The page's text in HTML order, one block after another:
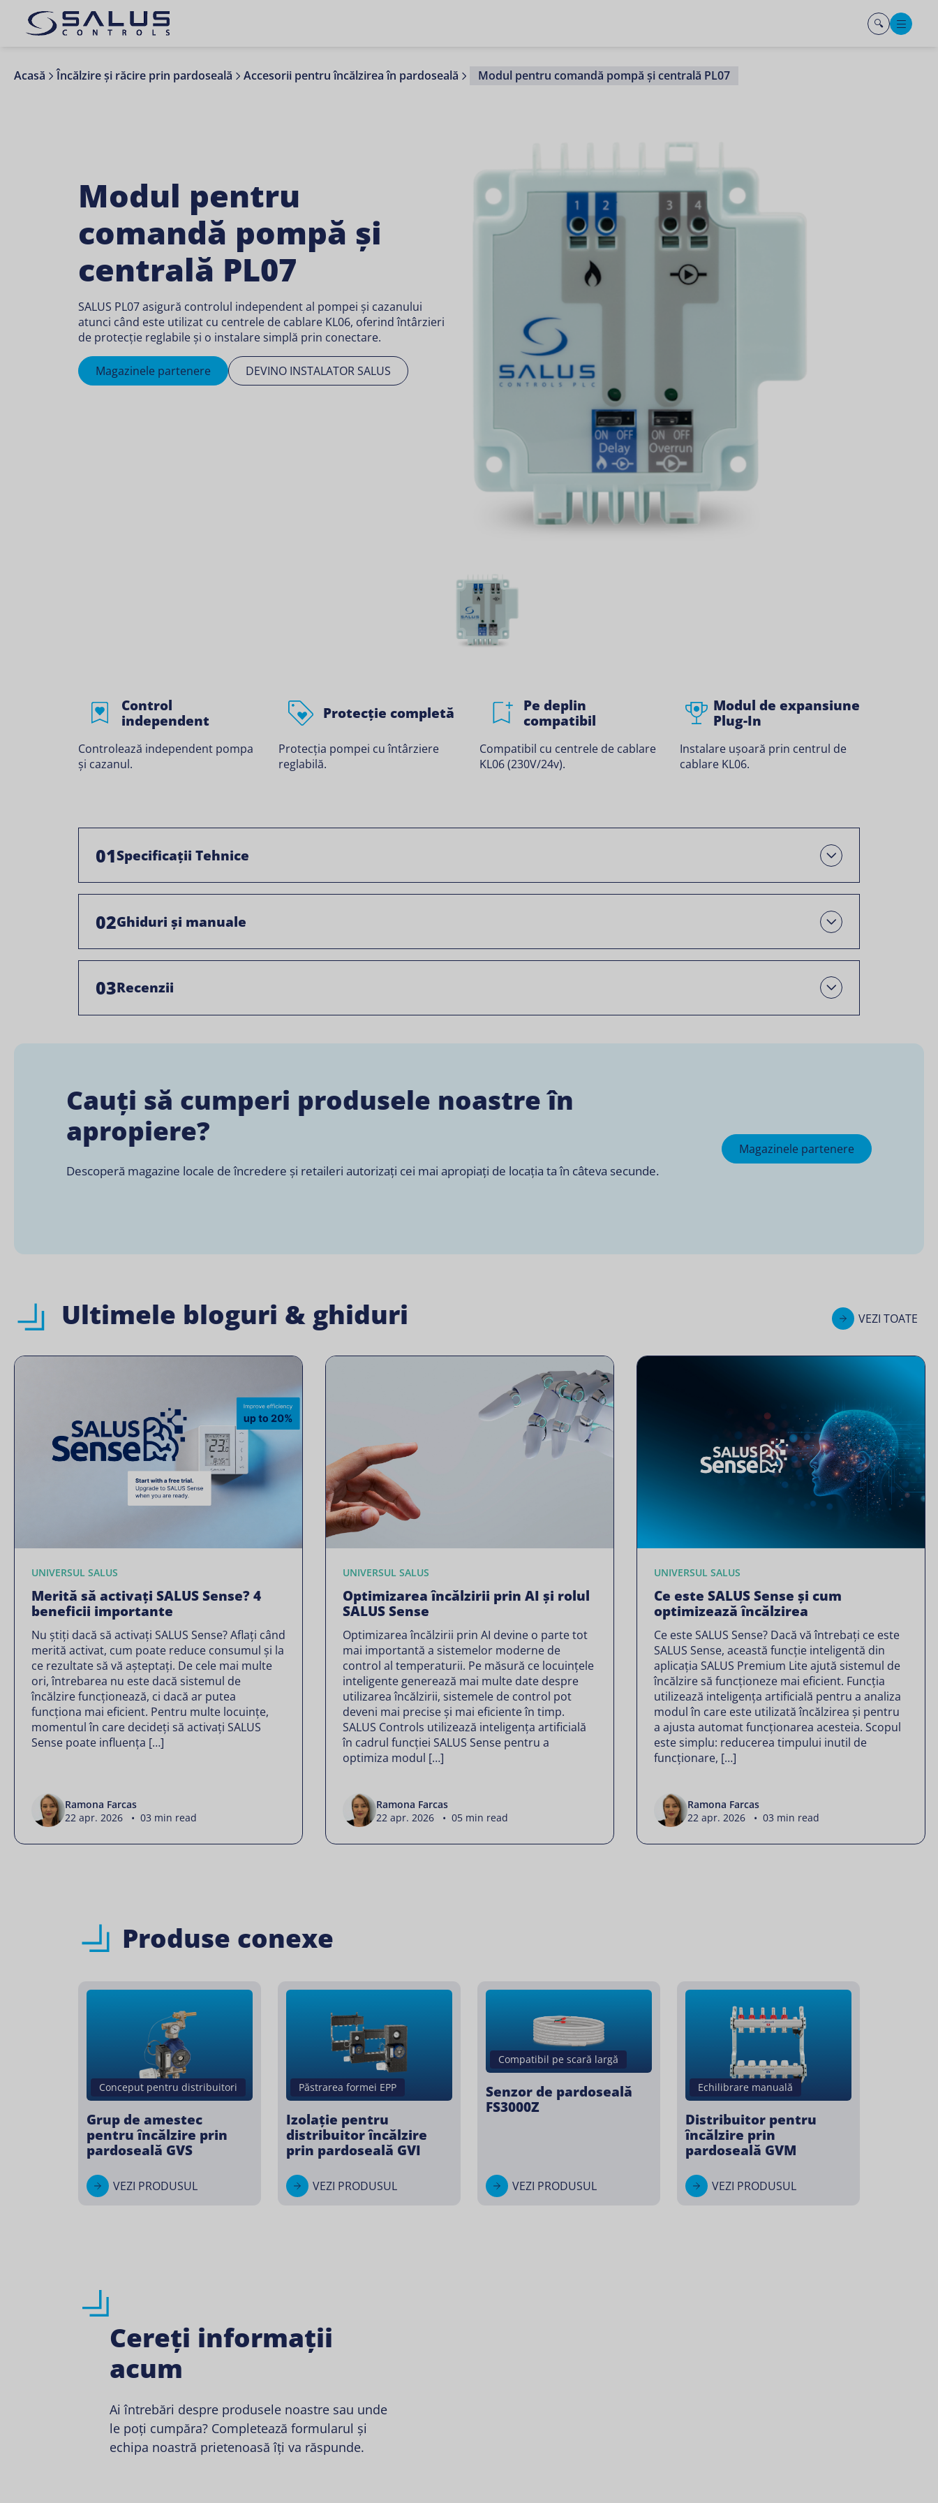
Acasă Încălzire și răcire prin pardoseală Accesorii pentru încălzirea în pardoseală Modul pentru comandă pompă și centrală PL07
Modul pentru
comandă pompă și
centrală PL07
SALUS PL07 asigură controlul independent al pompei și cazanului
atunci când este utilizat cu centrele de cablare KL06, oferind întârzieri
de protecție reglabile și o instalare simplă prin conectare.
Magazinele partenere DEVINO INSTALATOR SALUS
Control
independent
Controlează independent pompa
și cazanul.
Protecție completă
Protecția pompei cu întârziere
reglabilă.
Pe deplin
compatibil
Compatibil cu centrele de cablare
KL06 (230V/24v).
Modul de expansiune
Plug-In
Instalare ușoară prin centrul de
cablare KL06.
01Specificații Tehnice Deschis
02Ghiduri și manuale Open
03Recenzii Open
Cauți să cumperi produsele noastre în
apropiere?
Descoperă magazine locale de încredere și retaileri autorizați cei mai apropiați de locația ta în câteva secunde.
Magazinele partenere
Ultimele bloguri & ghiduri VEZI TOATE
UNIVERSUL SALUS
Merită să activați SALUS Sense? 4
beneficii importante
Nu știți dacă să activați SALUS Sense? Aflați când
merită activat, cum poate reduce consumul și la
ce rezultate să vă așteptați. De cele mai multe
ori, întrebarea nu este dacă sistemul de
încălzire funcționează, ci dacă ar putea
funcționa mai eficient. Pentru multe locuințe,
momentul în care decideți să activați SALUS
Sense poate influența […]
Ramona Farcas
22 apr. 2026 • 03 min read
UNIVERSUL SALUS
Optimizarea încălzirii prin AI și rolul
SALUS Sense
Optimizarea încălzirii prin AI devine o parte tot
mai importantă a sistemelor moderne de
control al temperaturii. Pe măsură ce locuințele
inteligente generează mai multe date despre
utilizarea încălzirii, sistemele de control pot
deveni mai precise și mai eficiente în timp.
SALUS Controls utilizează inteligența artificială
în cadrul funcției SALUS Sense pentru a
optimiza modul […]
Ramona Farcas
22 apr. 2026 • 05 min read
UNIVERSUL SALUS
Ce este SALUS Sense și cum
optimizează încălzirea
Ce este SALUS Sense? Dacă vă întrebați ce este
SALUS Sense, această funcție inteligentă din
aplicația SALUS Premium Lite ajută sistemul de
încălzire să funcționeze mai eficient. Funcția
utilizează inteligența artificială pentru a analiza
modul în care este utilizată încălzirea și pentru
a ajusta automat funcționarea acesteia. Scopul
este simplu: reducerea timpului inutil de
funcționare, […]
Ramona Farcas
22 apr. 2026 • 03 min read
Produse conexe
Conceput pentru distribuitori
Grup de amestec
pentru încălzire prin
pardoseală GVS
VEZI PRODUSUL
Păstrarea formei EPP
Izolație pentru
distribuitor încălzire
prin pardoseală GVI
VEZI PRODUSUL
Compatibil pe scară largă
Senzor de pardoseală
FS3000Z
VEZI PRODUSUL
Echilibrare manuală
Distribuitor pentru
încălzire prin
pardoseală GVM
VEZI PRODUSUL
Cereți informații
acum
Ai întrebări despre produsele noastre sau unde
le poți cumpăra? Completează formularul și
echipa noastră prietenoasă îți va răspunde.